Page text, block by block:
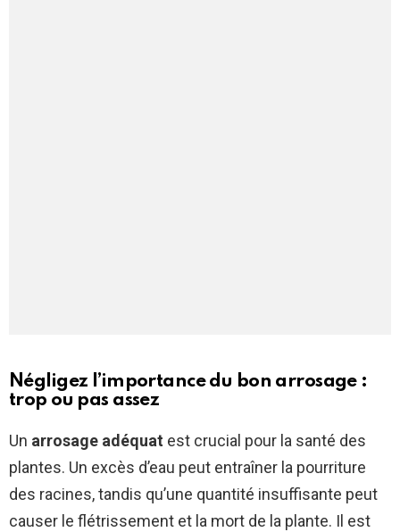
Négligez l’importance du bon arrosage :
trop ou pas assez
Un arrosage adéquat est crucial pour la santé des
plantes. Un excès d’eau peut entraîner la pourriture
des racines, tandis qu’une quantité insuffisante peut
causer le flétrissement et la mort de la plante. Il est